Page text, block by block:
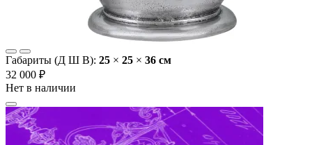
Габариты (Д Ш В): 25 × 25 × 36 cм
32 000 ₽
Нет в наличии